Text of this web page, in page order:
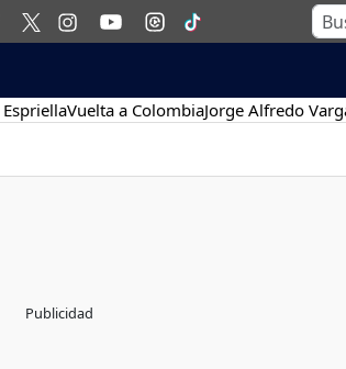
Vuelta a ColombiaJorge Alfredo